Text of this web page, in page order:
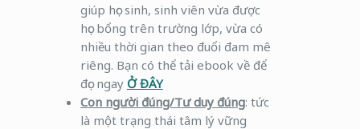
giúp học sinh, sinh viên vừa được
học bổng trên trường lớp, vừa có
nhiều thời gian theo đuổi đam mê
riêng. Bạn có thể tải ebook về để
đọc ngay Ở ĐÂY
Con người đúng/Tư duy đúng: tức
là một trạng thái tâm lý vững